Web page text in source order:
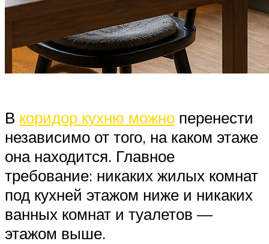
В коридор кухню можно перенести
независимо от того, на каком этаже
она находится. Главное
требование: никаких жилых комнат
под кухней этажом ниже и никаких
ванных комнат и туалетов —
этажом выше.